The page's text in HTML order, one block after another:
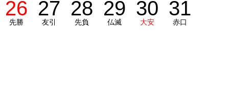
26
先勝
27
友引
28
先負
29
仏滅
30
大安
31
赤口